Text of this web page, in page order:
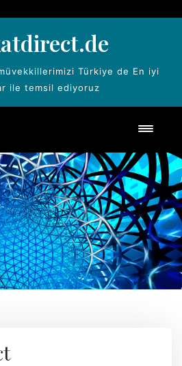
Türkiye de En iyi
ile temsil ediyoruz